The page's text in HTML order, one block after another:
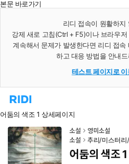
본문 바로가기
리디 접속이 원활하지
강제 새로 고침(Ctrl + F5)이나 브라우
계속해서 문제가 발생한다면 리디 접
하고 대응 방법을 안내
테스트 페이지로
리
홈
로
이
동
어둠의 색조 1 상세페이지
소설
영미소설
소설
추리/미스터리
어둠의 색조 1